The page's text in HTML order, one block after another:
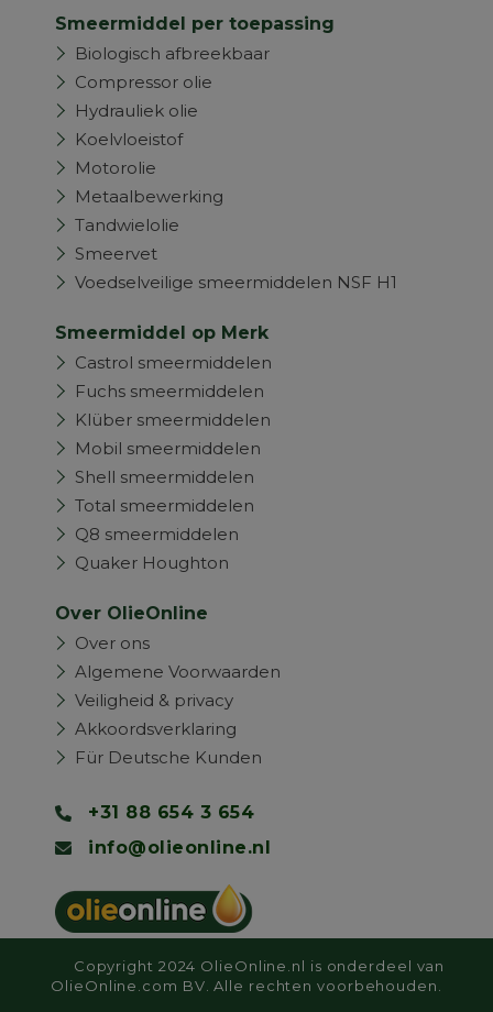
Smeermiddel per toepassing
Biologisch afbreekbaar
Compressor olie
Hydrauliek olie
Koelvloeistof
Motorolie
Metaalbewerking
Tandwielolie
Smeervet
Voedselveilige smeermiddelen NSF H1
Smeermiddel op Merk
Castrol smeermiddelen
Fuchs smeermiddelen
Klüber smeermiddelen
Mobil smeermiddelen
Shell smeermiddelen
Total smeermiddelen
Q8 smeermiddelen
Quaker Houghton
Over OlieOnline
Over ons
Algemene Voorwaarden
Veiligheid & privacy
Akkoordsverklaring
Für Deutsche Kunden
+31 88 654 3 654
info@olieonline.nl
Copyright 2024 OlieOnline.nl is onderdeel van
OlieOnline.com BV. Alle rechten voorbehouden.